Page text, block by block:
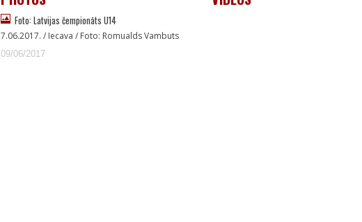
Foto: Latvijas čempionāts U14
7.06.2017. / Iecava / Foto: Romualds Vambuts
09/06/2017